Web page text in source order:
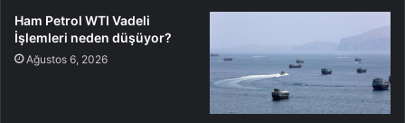
Ham Petrol WTI Vadeli
İşlemleri neden düşüyor?
Ağustos 6, 2026